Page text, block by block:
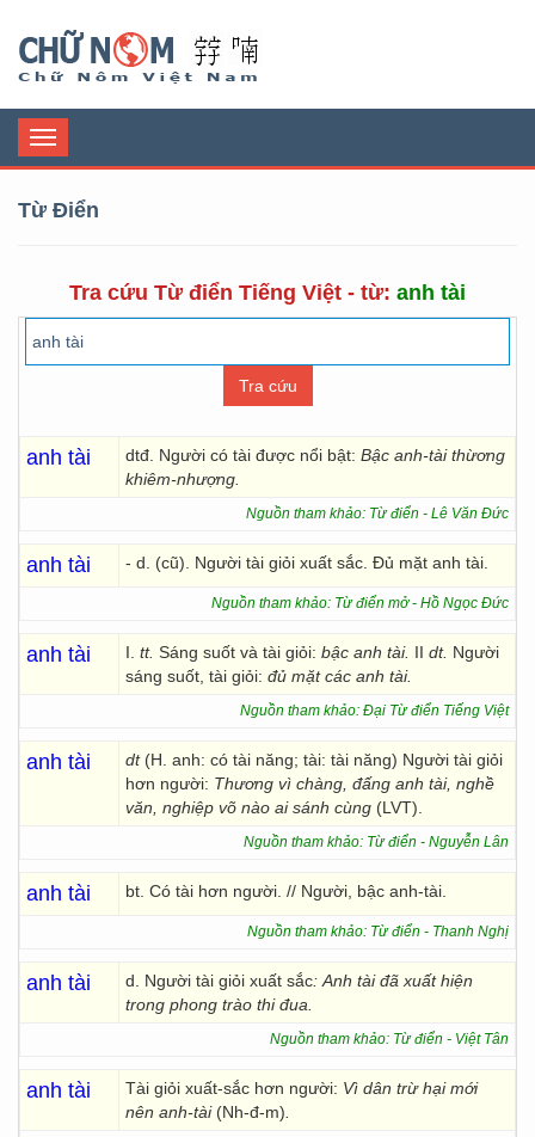
Toggle
navigation
Từ Điển
Tra cứu Từ điển Tiếng Việt - từ: anh tài
anh tài dtđ. Người có tài được nổi bật: Bậc anh-tài thừơng
khiêm-nhượng.
Nguồn tham khảo: Từ điển - Lê Văn Đức
anh tài - d. (cũ). Người tài giỏi xuất sắc. Đủ mặt anh tài.
Nguồn tham khảo: Từ điển mở - Hồ Ngọc Đức
anh tài I. tt. Sáng suốt và tài giỏi: bậc anh tài. II dt. Người
sáng suốt, tài giỏi: đủ mặt các anh tài.
Nguồn tham khảo: Đại Từ điển Tiếng Việt
anh tài dt (H. anh: có tài năng; tài: tài năng) Người tài giỏi
hơn người: Thương vì chàng, đấng anh tài, nghề
văn, nghiệp võ nào ai sánh cùng (LVT).
Nguồn tham khảo: Từ điển - Nguyễn Lân
anh tài bt. Có tài hơn người. // Người, bậc anh-tài.
Nguồn tham khảo: Từ điển - Thanh Nghị
anh tài d. Người tài giỏi xuất sắc: Anh tài đã xuất hiện
trong phong trào thi đua.
Nguồn tham khảo: Từ điển - Việt Tân
anh tài Tài giỏi xuất-sắc hơn người: Vì dân trừ hại mới
nên anh-tài (Nh-đ-m)